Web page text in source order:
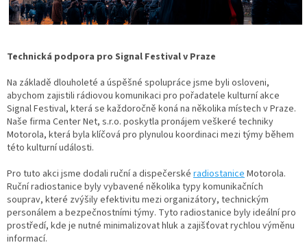
Technická podpora pro Signal Festival v Praze
Na základě dlouholeté a úspěšné spolupráce jsme byli osloveni,
abychom zajistili rádiovou komunikaci pro pořadatele kulturní akce
Signal Festival, která se každoročně koná na několika místech v Praze.
Naše firma Center Net, s.r.o. poskytla pronájem veškeré techniky
Motorola, která byla klíčová pro plynulou koordinaci mezi týmy během
této kulturní události.
Pro tuto akci jsme dodali ruční a dispečerské radiostaniceMotorola.
Ruční radiostanice byly vybavené několika typy komunikačních
souprav, které zvýšily efektivitu mezi organizátory, technickým
personálem a bezpečnostními týmy. Tyto radiostanice byly ideální pro
prostředí, kde je nutné minimalizovat hluk a zajišťovat rychlou výměnu
informací.